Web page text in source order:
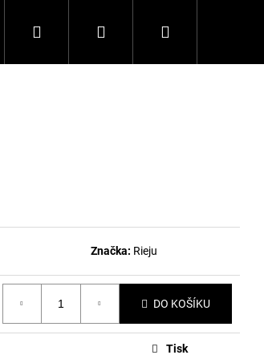
Hledat PřihlášeníNákupní
Značka: Rieju
DO KOŠÍKU
Tisk